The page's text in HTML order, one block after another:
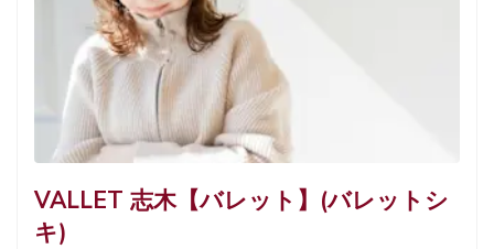
VALLET 志木【バレット】(バレットシ
キ)